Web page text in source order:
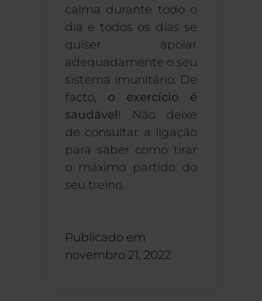
calma durante todo o
dia e todos os dias se
quiser apoiar
adequadamente o seu
sistema imunitário. De
facto, o exercício é
saudável! Não deixe
de consultar a ligação
para saber como tirar
o máximo partido do
seu treino.
.
Publicado em
novembro 21, 2022